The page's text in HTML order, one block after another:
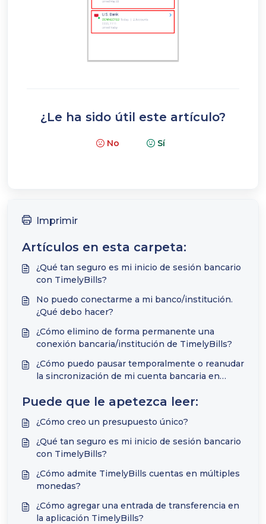
¿Le ha sido útil este artículo?
No Sí
Imprimir
Artículos en esta carpeta:
¿Qué tan seguro es mi inicio de sesión bancario
con TimelyBills?
No puedo conectarme a mi banco/institución.
¿Qué debo hacer?
¿Cómo elimino de forma permanente una
conexión bancaria/institución de TimelyBills?
¿Cómo puedo pausar temporalmente o reanudar
la sincronización de mi cuenta bancaria en
Puede que le apetezca leer:
¿Cómo creo un presupuesto único?
¿Qué tan seguro es mi inicio de sesión bancario
con TimelyBills?
¿Cómo admite TimelyBills cuentas en múltiples
monedas?
¿Cómo agregar una entrada de transferencia en
la aplicación TimelyBills?